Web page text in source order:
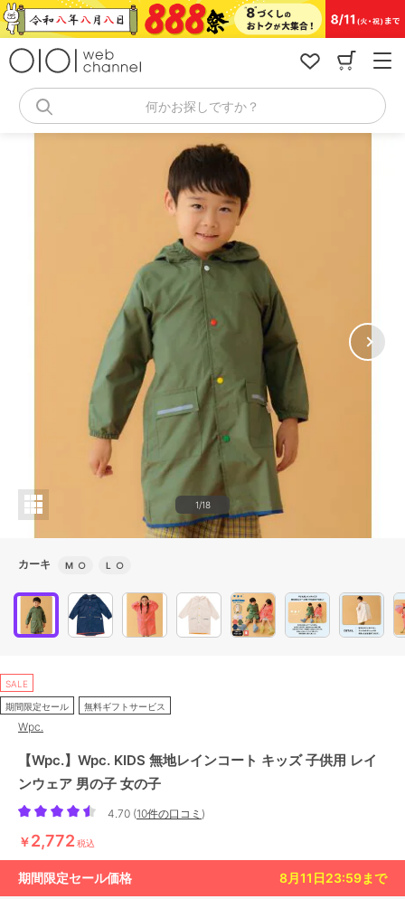
コ
ン
何かお探しですか？
1/18
カーキ M ○ L ○
SALE
期間限定セール 無料ギフトサービス
Wpc.
【Wpc.】Wpc. KIDS 無地レインコート キッズ 子供用 レイ
ンウェア 男の子 女の子
4.70 (10件の口コミ )
￥2,772 税込
期間限定セール価格 8月11日23:59まで